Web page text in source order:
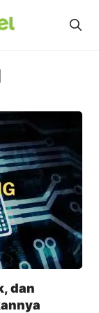
dan